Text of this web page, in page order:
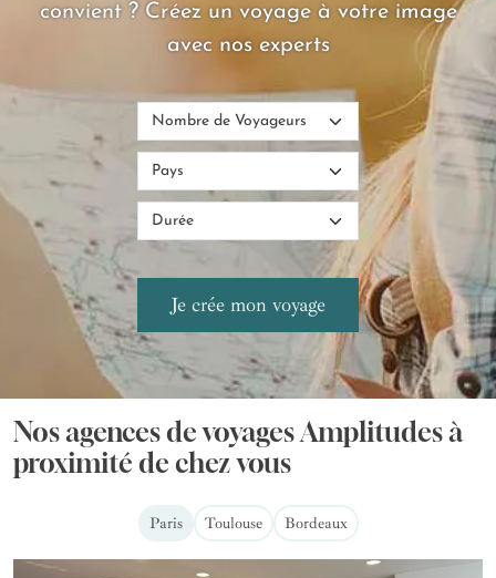
convient ? Créez un voyage à votre image
avec nos experts
Nos agences de voyages Amplitudes à
proximité de chez vous
Paris Toulouse Bordeaux